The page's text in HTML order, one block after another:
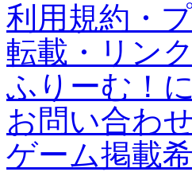
利用規約・
転載・リン
ふりーむ！
お問い合わ
ゲーム掲載